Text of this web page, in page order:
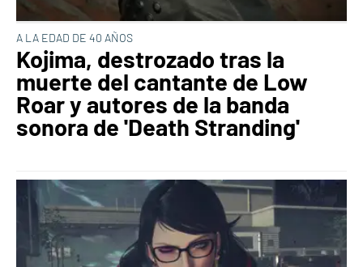
A LA EDAD DE 40 AÑOS
Kojima, destrozado tras la
muerte del cantante de Low
Roar y autores de la banda
sonora de 'Death Stranding'